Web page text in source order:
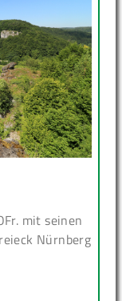
mit seinen
Nürnberg